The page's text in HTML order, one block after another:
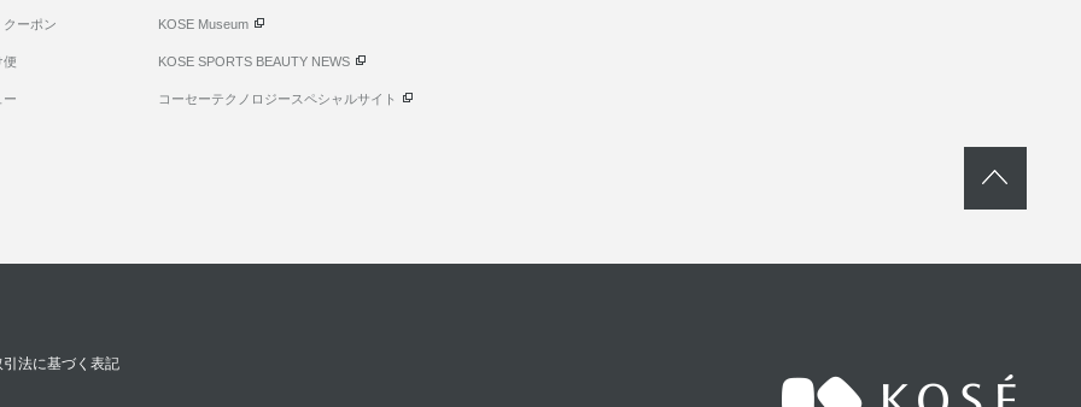
クーポン
便
ー
KOSE Museum
KOSE SPORTS BEAUTY NEWS
コーセーテクノロジースペシャルサイト
引法に基づく表記